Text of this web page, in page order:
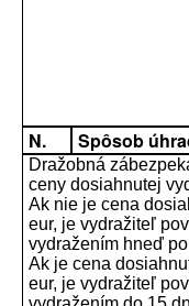
N. Spôsob
Dražobná
ceny dosiahnutej
Ak nie je cena
eur, je vydražiteľ
vydražením hneď
Ak je cena
eur, je vydražiteľ